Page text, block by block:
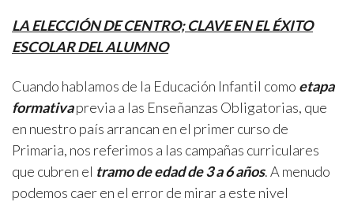
LA ELECCIÓN DE CENTRO; CLAVE EN EL ÉXITO
ESCOLAR DEL ALUMNO
Cuando hablamos de la Educación Infantil como etapa
formativaprevia a las Enseñanzas Obligatorias, que
en nuestro país arrancan en el primer curso de
Primaria, nos referimos a las campañas curriculares
que cubren el tramo de edad de 3 a 6 años. A menudo
podemos caer en el error de mirar a este nivel